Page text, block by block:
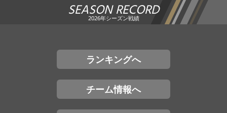
SEASON RECORD
2026年シーズン戦績
ランキングへ
チーム情報へ